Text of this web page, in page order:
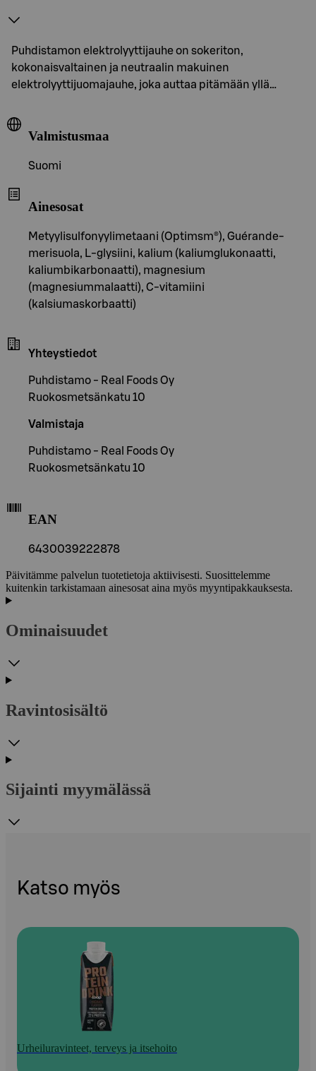
Puhdistamon elektrolyyttijauhe on sokeriton,
kokonaisvaltainen ja neutraalin makuinen
elektrolyyttijuomajauhe, joka auttaa pitämään yllä…
Valmistusmaa
Suomi
Ainesosat
Metyylisulfonyylimetaani (Optimsm®), Guérande-
merisuola, L-glysiini, kalium (kaliumglukonaatti,
kaliumbikarbonaatti), magnesium
(magnesiummalaatti), C-vitamiini
(kalsiumaskorbaatti)
Yhteystiedot
Puhdistamo - Real Foods Oy
Ruokosmetsänkatu 10
Valmistaja
Puhdistamo - Real Foods Oy
Ruokosmetsänkatu 10
EAN
6430039222878
Päivitämme palvelun tuotetietoja aktiivisesti. Suosittelemme
kuitenkin tarkistamaan ainesosat aina myös myyntipakkauksesta.
Ominaisuudet
Ravintosisältö
Sijainti myymälässä
Katso myös
Urheiluravinteet, terveys ja itsehoito